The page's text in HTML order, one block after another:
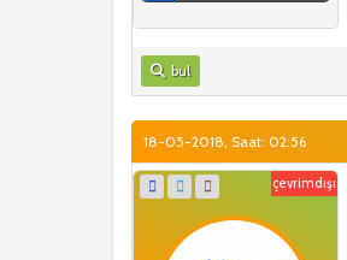
bul
18-05-2018, Saat: 02:56
çevrimdışı